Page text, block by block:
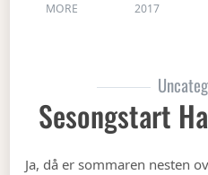
MORE
2017
Sesongstart
Ja, då er sommaren nesten